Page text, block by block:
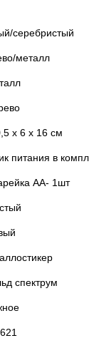
серебристый
металл
х 6 х 16 см
питания в
АА- 1шт
спектрум